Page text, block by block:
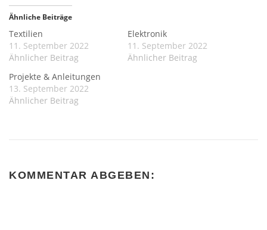
Ähnliche Beiträge
Textilien
11. September 2022
Ähnlicher Beitrag
Elektronik
11. September 2022
Ähnlicher Beitrag
Projekte & Anleitungen
13. September 2022
Ähnlicher Beitrag
KOMMENTAR ABGEBEN: